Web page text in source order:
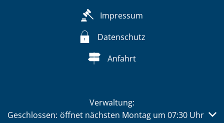
Impressum
Datenschutz
Anfahrt
Verwaltung:
Klicken, um weitere Öffnungs- oder Schließzeiten
Geschlossen: öffnet nächsten Montag um 07:30 Uhr